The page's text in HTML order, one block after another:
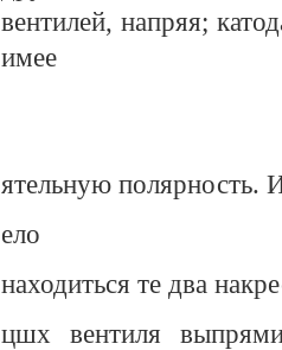
вентилей, напряя;
имее
ятельную полярность.
ело
находиться те два
цшх вентиля